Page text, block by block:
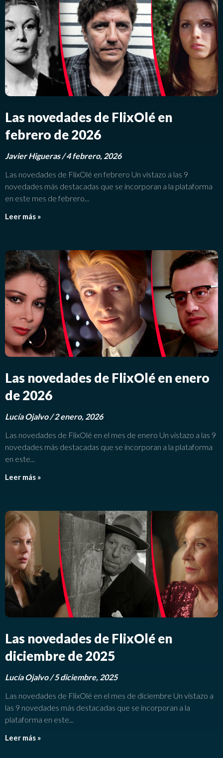
Las novedades de FlixOlé en
febrero de 2026
Javier Higueras 4 febrero, 2026
Las novedades de FlixOlé en febrero Un vistazo a las 9
novedades más destacadas que se incorporan a la plataforma
en este mes de febrero
Leer más »
Las novedades de FlixOlé en enero
de 2026
Lucía Ojalvo 2 enero, 2026
Las novedades de FlixOlé en el mes de enero Un vistazo a las 9
novedades más destacadas que se incorporan a la plataforma
en este
Leer más »
Las novedades de FlixOlé en
diciembre de 2025
Lucía Ojalvo 5 diciembre, 2025
Las novedades de FlixOlé en el mes de diciembre Un vistazo a
las 9 novedades más destacadas que se incorporan a la
plataforma en este
Leer más »